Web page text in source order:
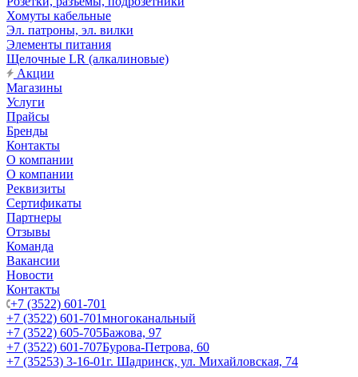
Хомуты кабельные
Эл. патроны, эл. вилки
Элементы питания
Щелочные LR (алкалиновые)
Акции
Магазины
Услуги
Прайсы
Бренды
Контакты
О компании
О компании
Реквизиты
Сертификаты
Партнеры
Отзывы
Команда
Вакансии
Новости
Контакты
+7 (3522) 601-701
+7 (3522) 601-701многоканальный
+7 (3522) 605-705Бажова, 97
+7 (3522) 601-707Бурова-Петрова, 60
+7 (35253) 3-16-01г. Шадринск, ул. Михайловская, 74